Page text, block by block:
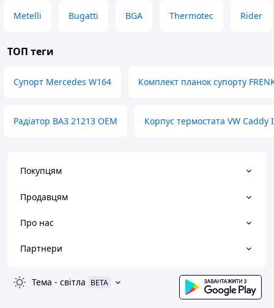
Metelli Bugatti BGA Thermotec Rider
ТОП теги
Супорт Mercedes W164 Комплект планок супорту
Радіатор ВАЗ 21213 OEM Корпус термостата VW Caddy
Покупцям
Продавцям
Про нас
Партнери
Тема - світла BETA